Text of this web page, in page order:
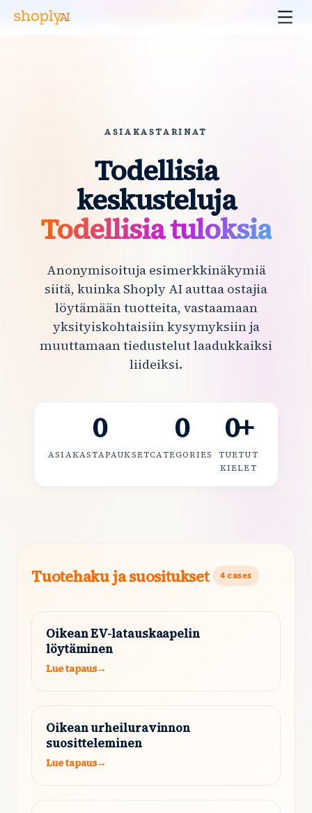
ASIAKASTARINAT
Todellisia
keskusteluja
Todellisia tuloksia
Anonymisoituja esimerkkinäkymiä
siitä, kuinka Shoply AI auttaa ostajia
löytämään tuotteita, vastaamaan
yksityiskohtaisiin kysymyksiin ja
muuttamaan tiedustelut laadukkaiksi
liideiksi.
0
ASIAKASTAPAUKSET
0
CATEGORIES
0+
TUETUT
KIELET
Tuotehaku ja suositukset 4 cases
Oikean EV-latauskaapelin
löytäminen
Lue tapaus→
Oikean urheiluravinnon
suositteleminen
Lue tapaus→